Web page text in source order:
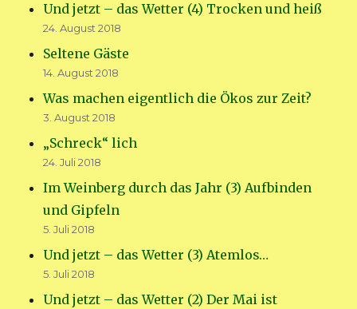
Und jetzt – das Wetter (4) Trocken und heiß
24. August 2018
Seltene Gäste
14. August 2018
Was machen eigentlich die Ökos zur Zeit?
3. August 2018
„Schreck“ lich
24. Juli 2018
Im Weinberg durch das Jahr (3) Aufbinden
und Gipfeln
5. Juli 2018
Und jetzt – das Wetter (3) Atemlos…
5. Juli 2018
Und jetzt – das Wetter (2) Der Mai ist